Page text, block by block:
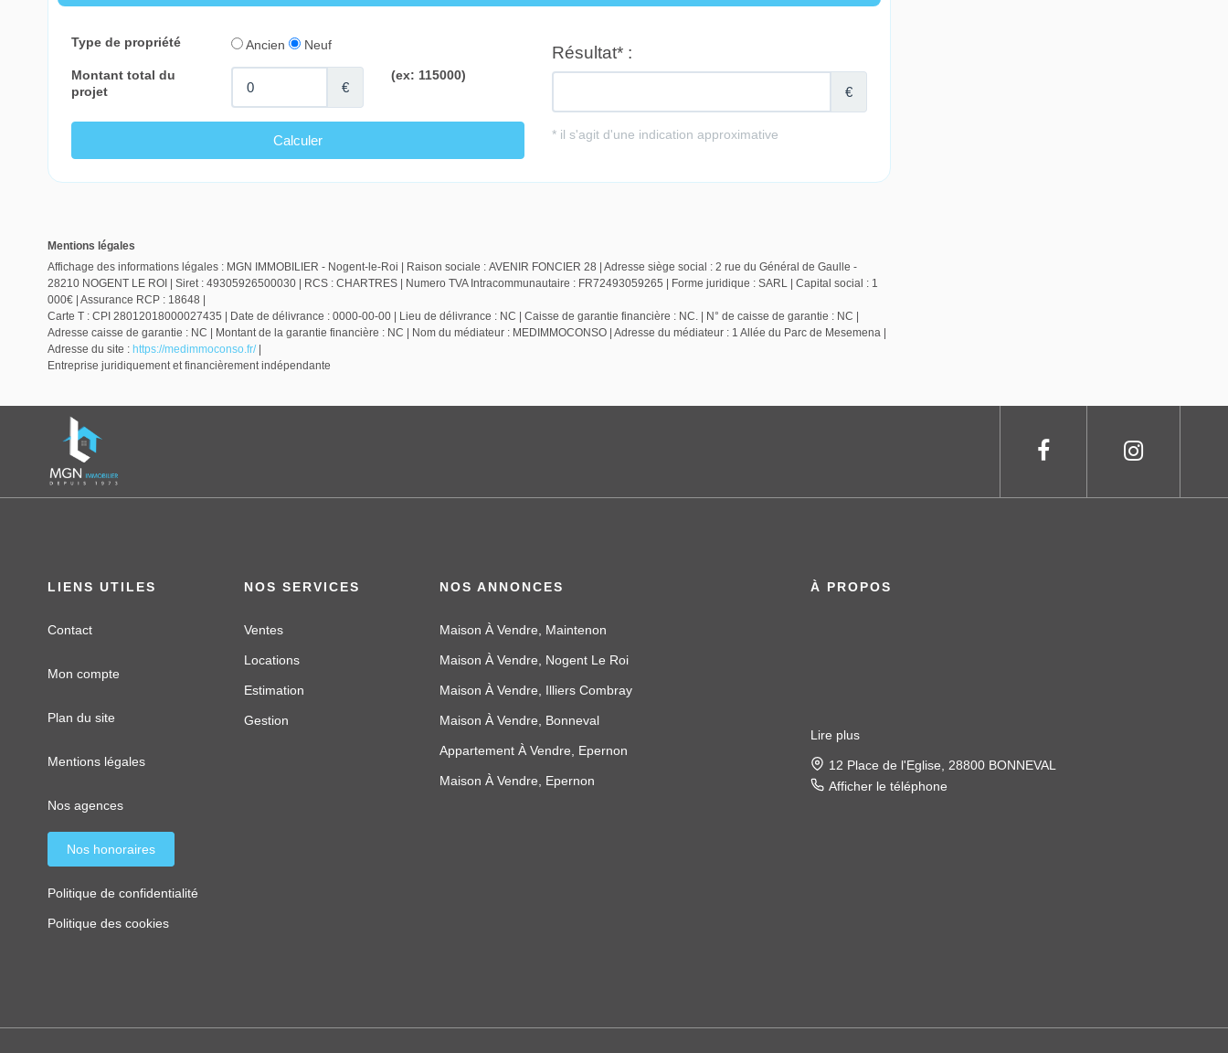
Mentions légales
Affichage des informations légales : MGN IMMOBILIER - Nogent-le-Roi | Raison sociale : AVENIR FONCIER 28 | Adresse siège social : 2 rue du Général de Gaulle -
28210 NOGENT LE ROI | Siret : 49305926500030 | RCS : CHARTRES | Numero TVA Intracommunautaire : FR72493059265 | Forme juridique : SARL | Capital social : 1
000€ | Assurance RCP : 18648 |
Carte T : CPI 28012018000027435 | Date de délivrance : 0000-00-00 | Lieu de délivrance : NC | Caisse de garantie financière : NC. | N° de caisse de garantie : NC |
Adresse caisse de garantie : NC | Montant de la garantie financière : NC | Nom du médiateur : MEDIMMOCONSO | Adresse du médiateur : 1 Allée du Parc de Mesemena |
Adresse du site : https://medimmoconso.fr/|
Entreprise juridiquement et financièrement indépendante
LIENS UTILES
Contact
Mon compte
Plan du site
Mentions légales
Nos agences
Nos honoraires
Politique de confidentialité
Politique des cookies
NOS SERVICES
Ventes
Locations
Estimation
Gestion
NOS ANNONCES
Maison À Vendre, Maintenon
Maison À Vendre, Nogent Le Roi
Maison À Vendre, Illiers Combray
Maison À Vendre, Bonneval
Appartement À Vendre, Epernon
Maison À Vendre, Epernon
À PROPOS
Lire plus
22 place de l'église, 28120 ILLIERS COMBRAY
Afficher le téléphone